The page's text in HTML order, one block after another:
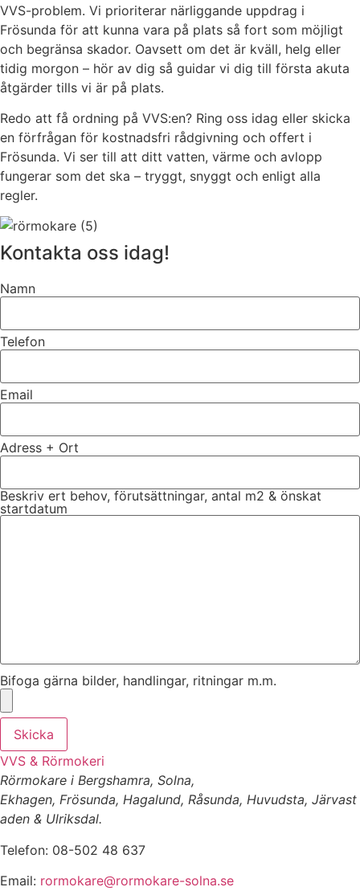
VVS-problem. Vi prioriterar närliggande uppdrag i
Frösunda för att kunna vara på plats så fort som möjligt
och begränsa skador. Oavsett om det är kväll, helg eller
tidig morgon – hör av dig så guidar vi dig till första akuta
åtgärder tills vi är på plats.
Redo att få ordning på VVS:en? Ring oss idag eller skicka
en förfrågan för kostnadsfri rådgivning och offert i
Frösunda. Vi ser till att ditt vatten, värme och avlopp
fungerar som det ska – tryggt, snyggt och enligt alla
regler.
Kontakta oss idag!
Namn
Telefon
Email
Adress + Ort
Beskriv ert behov, förutsättningar, antal m2 & önskat
startdatum
Bifoga gärna bilder, handlingar, ritningar m.m.
Skicka
VVS & Rörmokeri
Rörmokare i Bergshamra, Solna,
Ekhagen, Frösunda, Hagalund, Råsunda, Huvudsta, Järvast
aden & Ulriksdal.
Telefon: 08-502 48 637
Email: rormokare@rormokare-solna.se